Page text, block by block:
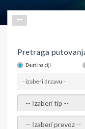
Pretraga
Destinaciji
- izaberi drzavu -
- izaberi tip -
- izaberi prevoz -